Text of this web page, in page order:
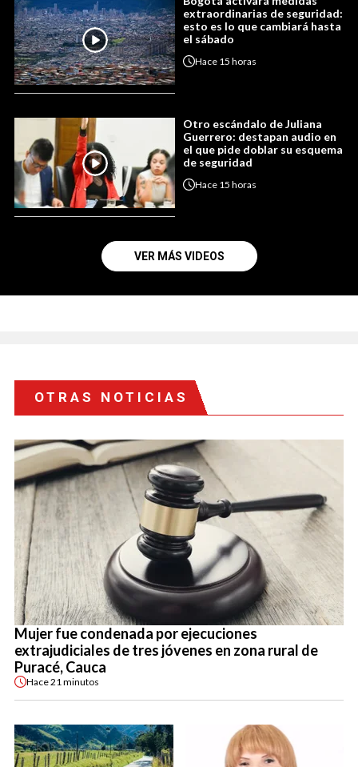
extraordinarias de seguridad:
esto es lo que cambiará hasta
el sábado
Hace 15 horas
Otro escándalo de Juliana
Guerrero: destapan audio en
el que pide doblar su esquema
de seguridad
Hace 15 horas
VER MÁS VIDEOS
OTRAS NOTICIAS
Mujer fue condenada por ejecuciones
extrajudiciales de tres jóvenes en zona rural de
Puracé, Cauca
Hace21 minutos